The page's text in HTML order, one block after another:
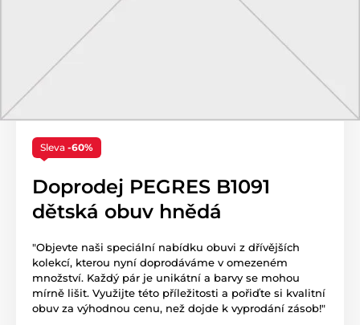
Sleva -60%
Doprodej PEGRES B1091
dětská obuv hnědá
"Objevte naši speciální nabídku obuvi z dřívějších
kolekcí, kterou nyní doprodáváme v omezeném
množství. Každý pár je unikátní a barvy se mohou
mírně lišit. Využijte této příležitosti a pořiďte si kvalitní
obuv za výhodnou cenu, než dojde k vyprodání zásob!"